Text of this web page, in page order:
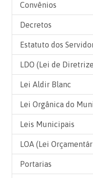
Convênios
Decretos
Estatuto dos
LDO (Lei de
Lei Aldir Blanc
Lei Orgânica do
Leis Municipais
LOA (Lei
Portarias